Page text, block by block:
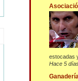
estocadas
Hace 5